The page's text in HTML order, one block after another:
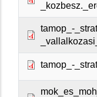
tamop_-
tamop_-